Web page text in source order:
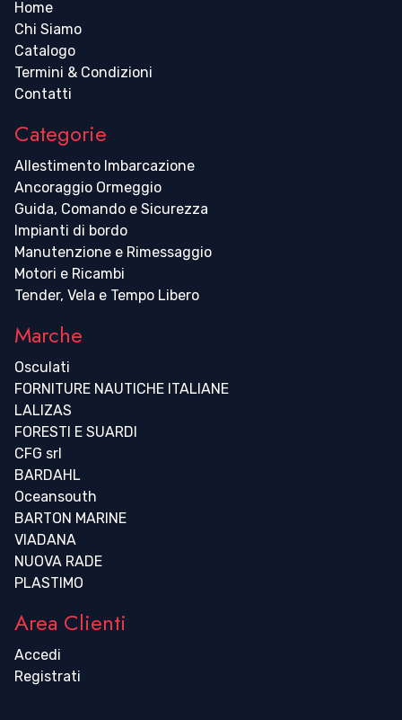
Home
Chi Siamo
Catalogo
Termini & Condizioni
Contatti
Categorie
Allestimento Imbarcazione
Ancoraggio Ormeggio
Guida, Comando e Sicurezza
Impianti di bordo
Manutenzione e Rimessaggio
Motori e Ricambi
Tender, Vela e Tempo Libero
Marche
Osculati
FORNITURE NAUTICHE ITALIANE
LALIZAS
FORESTI E SUARDI
CFG srl
BARDAHL
Oceansouth
BARTON MARINE
VIADANA
NUOVA RADE
PLASTIMO
Area Clienti
Accedi
Registrati